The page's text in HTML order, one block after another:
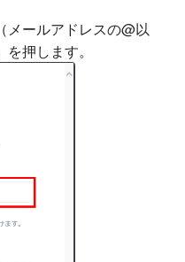
メールアドレスの@以
押します。